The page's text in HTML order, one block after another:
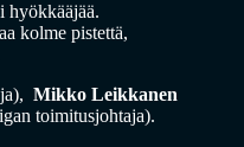
hyökkääjää.
kolme pistettä,
Mikko Leikkanen
toimitusjohtaja).